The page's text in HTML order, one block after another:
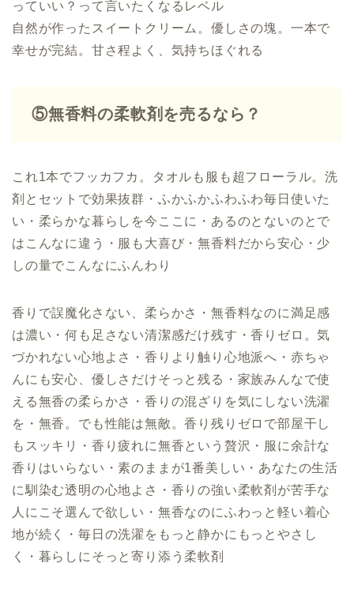
っていい？って言いたくなるレベル
自然が作ったスイートクリーム。優しさの塊。一本で
幸せが完結。甘さ程よく、気持ちほぐれる
⑤無香料の柔軟剤を売るなら？
これ1本でフッカフカ。タオルも服も超フローラル。洗
剤とセットで効果抜群・ふかふかふわふわ毎日使いた
い・柔らかな暮らしを今ここに・あるのとないのとで
はこんなに違う・服も大喜び・無香料だから安心・少
しの量でこんなにふんわり
香りで誤魔化さない、柔らかさ・無香料なのに満足感
は濃い・何も足さない清潔感だけ残す・香りゼロ。気
づかれない心地よさ・香りより触り心地派へ・赤ちゃ
んにも安心、優しさだけそっと残る・家族みんなで使
える無香の柔らかさ・香りの混ざりを気にしない洗濯
を・無香。でも性能は無敵。香り残りゼロで部屋干し
もスッキリ・香り疲れに無香という贅沢・服に余計な
香りはいらない・素のままが1番美しい・あなたの生活
に馴染む透明の心地よさ・香りの強い柔軟剤が苦手な
人にこそ選んで欲しい・無香なのにふわっと軽い着心
地が続く・毎日の洗濯をもっと静かにもっとやさし
く・暮らしにそっと寄り添う柔軟剤